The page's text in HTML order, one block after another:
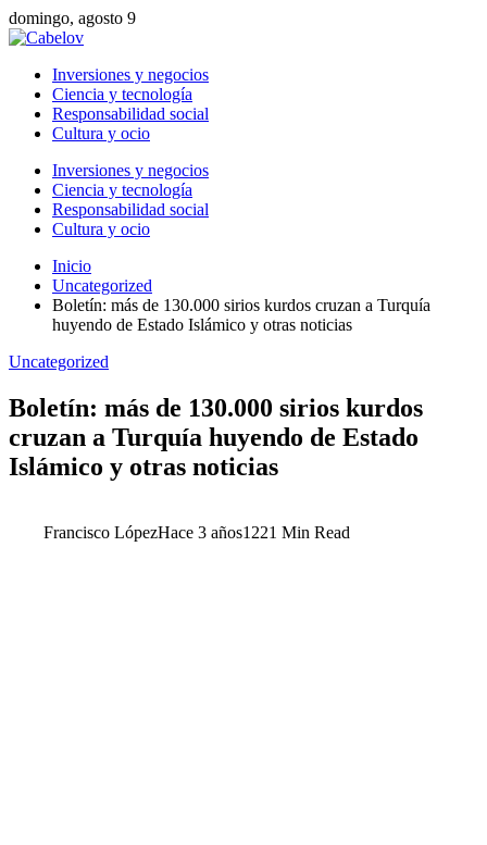
domingo, agosto 9
Inversiones y negocios
Ciencia y tecnología
Responsabilidad social
Cultura y ocio
Inversiones y negocios
Ciencia y tecnología
Responsabilidad social
Cultura y ocio
Inicio
Uncategorized
Boletín: más de 130.000 sirios kurdos cruzan a Turquía
huyendo de Estado Islámico y otras noticias
Uncategorized
Boletín: más de 130.000 sirios kurdos
cruzan a Turquía huyendo de Estado
Islámico y otras noticias
Francisco LópezHace 3 años1221 Min Read